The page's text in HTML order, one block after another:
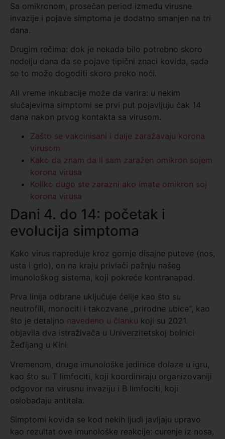
Sa omikronom, prosečan period između virusne
invazije i pojave simptoma je dodatno smanjen na tri
dana.
Drugim rečima: dok je nekada bilo potrebno skoro
nedelju dana da se pojave tipični znaci kovida, sada
se to može dogoditi skoro preko noći.
Ali vreme inkubacije može da varira: u nekim
slučajevima simptomi se prvi put pojavljuju čak 14
dana nakon prvog kontakta sa virusom.
Zašto se vakcinisani i dalje zaražavaju korona
virusom
Kako da znam da li sam zaražen omikron sojem
korona virusa
Koliko dugo ste zarazni ako imate omikron soj
korona virusa
Dani 4. do 14: početak i
evolucija simptoma
Kako virus napreduje kroz gornje disajne puteve (nos,
usta i grlo), on na kraju privlači pažnju našeg
imunološkog sistema, koji pokreće kontranapad.
Prva linija odbrane uključuje ćelije kao što su
neutrofili, monociti i takozvane „prirodne ubice“, kao
što je detaljno navedeno u članku koji su 2021.
objavila dva istraživača u Univerzitetskoj bolnici
Žeđijang u Kini.
Vremenom, druge imunološke jedinice dolaze u igru,
kao što su T limfociti, koji koordiniraju organizovaniji
odgovor na virusnu invaziju i B limfociti, koji
oslobađaju antitela.
Simptomi kovida se kod nekih ljudi javljaju upravo
kao rezultat ove imunološke reakcije: curenje iz nosa,